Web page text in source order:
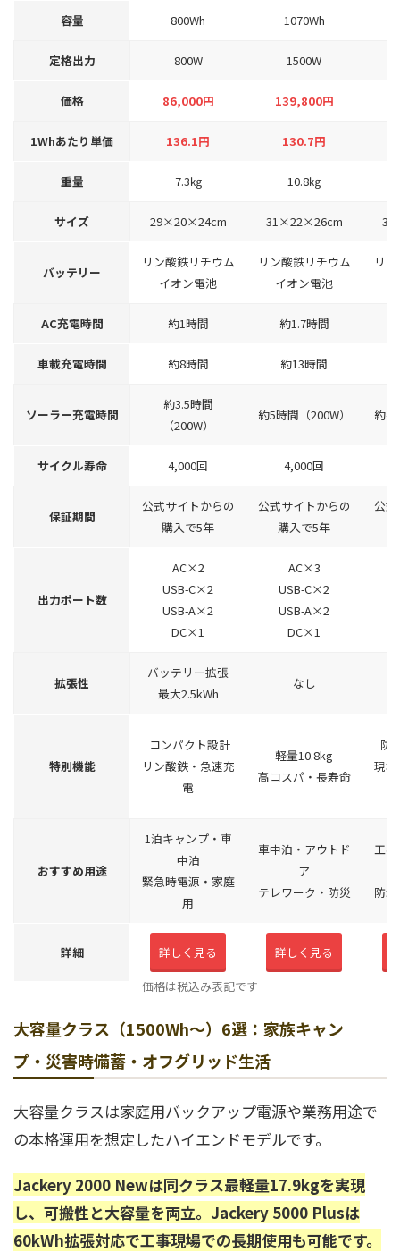
容量 800Wh 1070Wh
定格出力 800W 1500W
価格 86,000円 139,800円
1Whあたり単価 136.1円 130.7円
重量 7.3㎏ 10.8㎏
サイズ 29×20×24cm 31×22×26cm
バッテリー
リン酸鉄リチウム
イオン電池
リン酸鉄リチウム
イオン電池
リ
AC充電時間 約1時間 約1.7時間
車載充電時間 約8時間 約13時間
ソーラー充電時間
約3.5時間
（200W）
約5時間（200W） 約4
サイクル寿命 4,000回 4,000回
保証期間
公式サイトからの
購入で5年
公式サイトからの
購入で5年
公
出力ポート数
AC×2
USB-C×2
USB-A×2
DC×1
AC×3
USB-C×2
USB-A×2
DC×1
拡張性
バッテリー拡張
最大2.5kWh
なし
特別機能
コンパクト設計
リン酸鉄・急速充
電
軽量10.8kg
高コスパ・長寿命
防
現
おすすめ用途
1泊キャンプ・車
中泊
緊急時電源・家庭
用
車中泊・アウトド
ア
テレワーク・防災
工
防
詳細 詳しく見る 詳しく見る
価格は税込み表記です
大容量クラス（1500Wh～）6選：家族キャン
プ・災害時備蓄・オフグリッド生活
大容量クラスは家庭用バックアップ電源や業務用途で
の本格運用を想定したハイエンドモデルです。
Jackery 2000 Newは同クラス最軽量17.9kgを実現
し、可搬性と大容量を両立。Jackery 5000 Plusは
60kWh拡張対応で工事現場での長期使用も可能です。